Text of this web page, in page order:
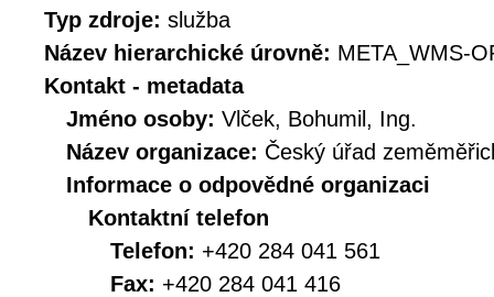
Typ zdroje: služba
Název hierarchické úrovně: META_WMS-
Kontakt - metadata
Jméno osoby: Vlček, Bohumil, Ing.
Název organizace: Český úřad
Informace o odpovědné organizaci
Kontaktní telefon
Telefon: +420 284 041 561
Fax: +420 284 041 416